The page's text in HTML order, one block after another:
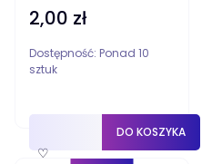
Cena
2,00 zł
Dostępność: Ponad 10
sztuk
♡
DO KOSZYKA